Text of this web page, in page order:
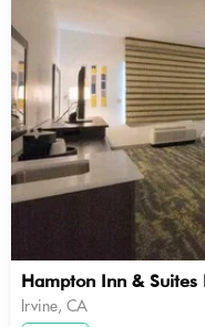
Hampton Inn & Suites
Irvine, CA